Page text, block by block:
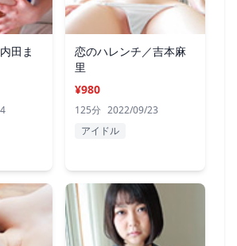
田ま
恋のハレンチ／吉本麻
里
¥980
125分 2022/09/23
アイドル